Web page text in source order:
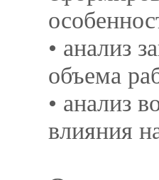
• анализ
объема
• анализ
влияния